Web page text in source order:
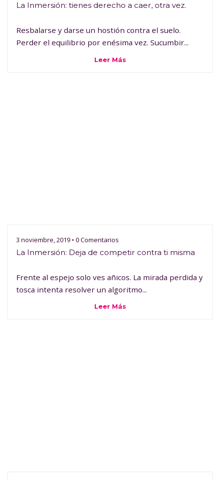
La Inmersión: tienes derecho a caer, otra vez.
Resbalarse y darse un hostión contra el suelo.
Perder el equilibrio por enésima vez. Sucumbir...
Leer Más
3 noviembre, 2019 • 0 Comentarios
La Inmersión: Deja de competir contra ti misma
Frente al espejo solo ves añicos. La mirada perdida y
tosca intenta resolver un algoritmo...
Leer Más